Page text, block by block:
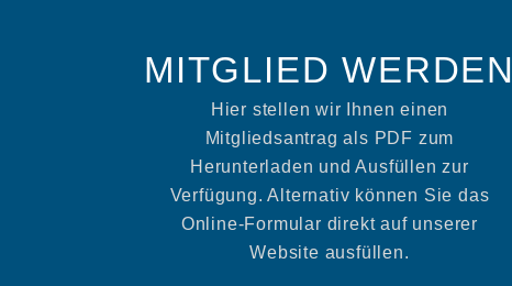
MITGLIED WERDEN
Hier stellen wir Ihnen einen
Mitgliedsantrag als PDF zum
Herunterladen und Ausfüllen zur
Verfügung. Alternativ können Sie das
Online-Formular direkt auf unserer
Website ausfüllen.